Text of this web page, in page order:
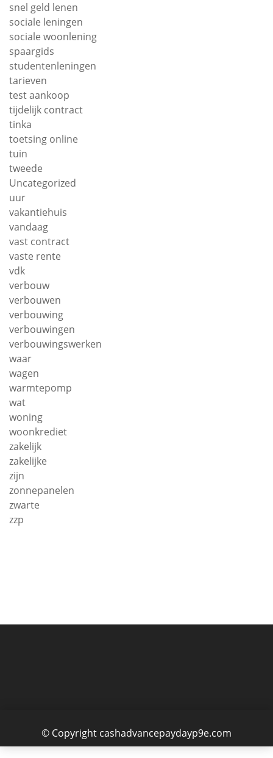
snel geld lenen
sociale leningen
sociale woonlening
spaargids
studentenleningen
tarieven
test aankoop
tijdelijk contract
tinka
toetsing online
tuin
tweede
Uncategorized
uur
vakantiehuis
vandaag
vast contract
vaste rente
vdk
verbouw
verbouwen
verbouwing
verbouwingen
verbouwingswerken
waar
wagen
warmtepomp
wat
woning
woonkrediet
zakelijk
zakelijke
zijn
zonnepanelen
zwarte
zzp
© Copyright cashadvancepaydayp9e.com